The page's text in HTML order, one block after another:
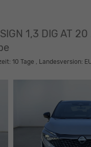
1,3 DIG AT
10 Tage , Landesversion: